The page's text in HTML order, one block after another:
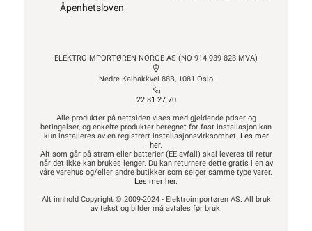
Åpenhetsloven
ELEKTROIMPORTØREN NORGE AS (NO 914 939 828 MVA)
Nedre Kalbakkvei 88B, 1081 Oslo
22 81 27 70
Alle produkter på nettsiden vises med gjeldende priser og
betingelser, og enkelte produkter beregnet for fast installasjon kan
kun installeres av en registrert installasjonsvirksomhet. Les mer
her.
Alt som går på strøm eller batterier (EE-avfall) skal leveres til retur
når det ikke kan brukes lenger. Du kan returnere dette gratis i en av
våre varehus og/eller andre butikker som selger samme type varer.
Les mer her.
Alt innhold Copyright © 2009-2024 - Elektroimportøren AS. All bruk
av tekst og bilder må avtales før bruk.